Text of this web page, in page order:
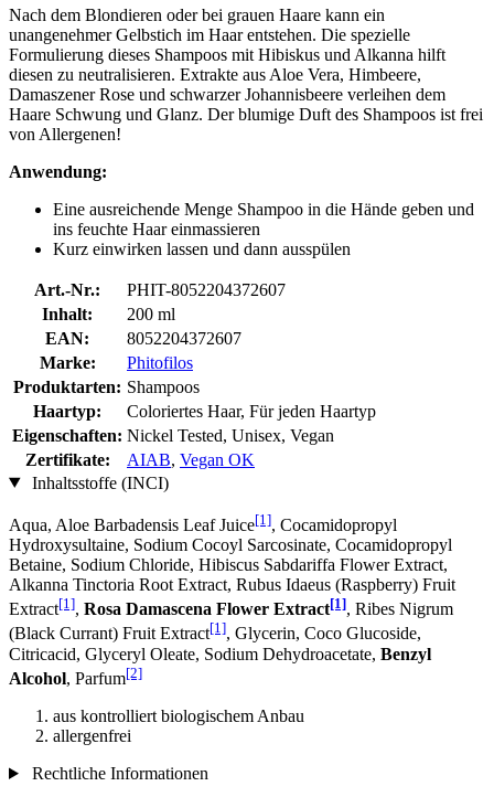
Nach dem Blondieren oder bei grauen Haare kann ein
unangenehmer Gelbstich im Haar entstehen. Die spezielle
Formulierung dieses Shampoos mit Hibiskus und Alkanna hilft
diesen zu neutralisieren. Extrakte aus Aloe Vera, Himbeere,
Damaszener Rose und schwarzer Johannisbeere verleihen dem
Haare Schwung und Glanz. Der blumige Duft des Shampoos ist frei
von Allergenen!
Anwendung:
Eine ausreichende Menge Shampoo in die Hände geben und
ins feuchte Haar einmassieren
Kurz einwirken lassen und dann ausspülen
Art.-Nr.:
PHIT-8052204372607
Inhalt:
200 ml
EAN:
8052204372607
Marke:
Phitofilos
Produktarten: Shampoos
Haartyp:
Coloriertes Haar, Für jeden Haartyp
Eigenschaften: Nickel Tested, Unisex, Vegan
Zertifikate:
AIAB, Vegan OK
Inhaltsstoffe (INCI)
Aqua, Aloe Barbadensis Leaf Juice[1], Cocamidopropyl
Hydroxysultaine, Sodium Cocoyl Sarcosinate, Cocamidopropyl
Betaine, Sodium Chloride, Hibiscus Sabdariffa Flower Extract,
Alkanna Tinctoria Root Extract, Rubus Idaeus (Raspberry) Fruit
Extract[1], Rosa Damascena Flower Extract[1], Ribes Nigrum
(Black Currant) Fruit Extract[1], Glycerin, Coco Glucoside,
Citricacid, Glyceryl Oleate, Sodium Dehydroacetate, Benzyl
Alcohol, Parfum[2]
aus kontrolliert biologischem Anbau
allergenfrei
Rechtliche Informationen